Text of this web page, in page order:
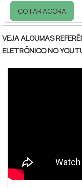
capacidade
necessidade do
3000 até 4500
pode ser
segmentos por
COTAR AGORA
VEJA ALGUMAS
ELETRÔNICO NO